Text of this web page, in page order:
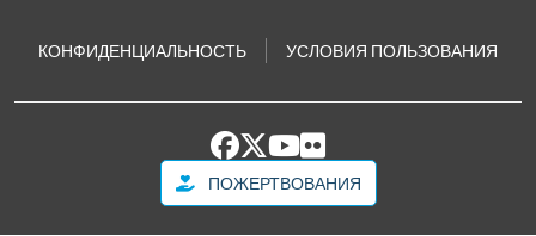
КОНФИДЕНЦИАЛЬНОСТЬ УСЛОВИЯ ПОЛЬЗОВАНИЯ
ПОЖЕРТВОВАНИЯ